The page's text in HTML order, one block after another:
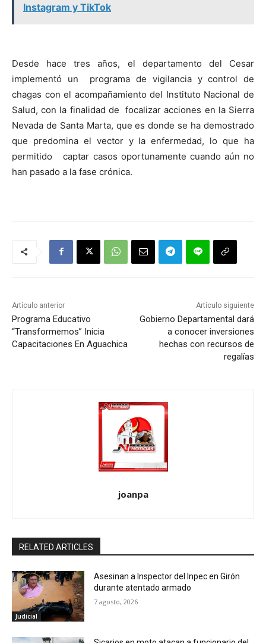
Instagram y TikTok
Desde hace tres años, el departamento del Cesar
implementó un programa de vigilancia y control de
chagas con el acompañamiento del Instituto Nacional de
Salud, con la finalidad de focalizar acciones en la Sierra
Nevada de Santa Marta, que es donde se ha demostrado
que predomina el vector y la enfermedad, lo que ha
permitido captar casos oportunamente cuando aún no
han pasado a la fase crónica.
Artículo anterior
Programa Educativo
“Transformemos” Inicia
Capacitaciones En Aguachica
Artículo siguiente
Gobierno Departamental dará
a conocer inversiones
hechas con recursos de
regalías
joanpa
RELATED ARTICLES
Judicial
Asesinan a Inspector del Inpec en Girón
durante atentado armado
7 agosto, 2026